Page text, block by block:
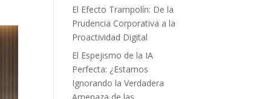
El Efecto Trampolín: De la
Prudencia Corporativa a la
Proactividad Digital
El Espejismo de la IA
Perfecta: ¿Estamos
Ignorando la Verdadera